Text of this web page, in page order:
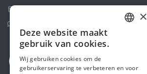
ENGLISH
×
Deze website maakt
gebruik van cookies.
Wij gebruiken cookies om de
gebruikerservaring te verbeteren en voor